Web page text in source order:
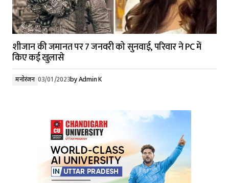
शीजान की जमानत पर 7 जनवरी को सुनवाई, परिवार ने PC में
किए कई खुलासे
मनोरंजन 03/01/2023byAdmin K